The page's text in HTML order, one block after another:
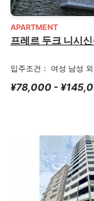
APARTMENT
프레르 두크 니시
입주조건： 여성 남성
¥78,000 -